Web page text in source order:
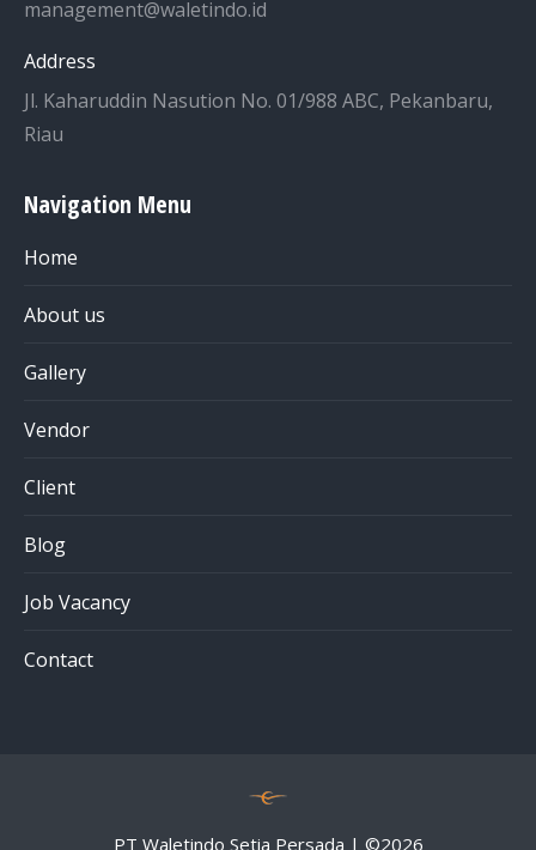
management@waletindo.id
Address
Jl. Kaharuddin Nasution No. 01/988 ABC, Pekanbaru,
Riau
Navigation Menu
Home
About us
Gallery
Vendor
Client
Blog
Job Vacancy
Contact
PT Waletindo Setia Persada | ©2026